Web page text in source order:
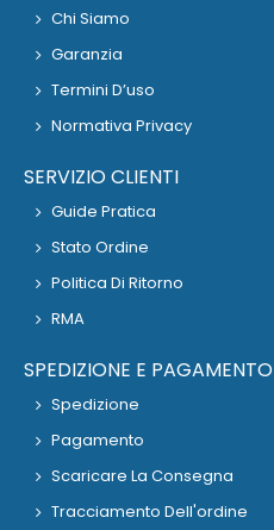
Chi Siamo
Garanzia
Termini D’uso
Normativa Privacy
SERVIZIO CLIENTI
Guide Pratica
Stato Ordine
Politica Di Ritorno
RMA
SPEDIZIONE E PAGAMENTO
Spedizione
Pagamento
Scaricare La Consegna
Tracciamento Dell'ordine